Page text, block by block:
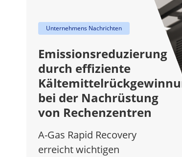
Unternehmens Nachrichten
Emissionsreduzierung
durch effiziente
bei der Nachrüstung
von Rechenzentren
A-Gas Rapid Recovery
erreicht wichtigen